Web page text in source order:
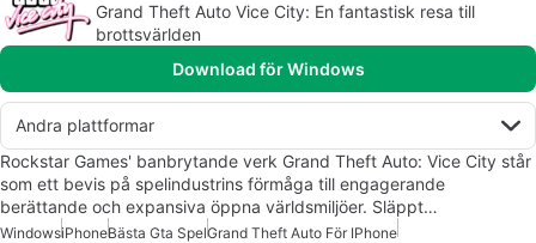
Grand Theft Auto Vice City: En fantastisk resa till
brottsvärlden
Download för Windows
Andra plattformar
Rockstar Games' banbrytande verk Grand Theft Auto: Vice City står
som ett bevis på spelindustrins förmåga till engagerande
berättande och expansiva öppna världsmiljöer. Släppt…
WindowsiPhoneBästa Gta SpelGrand Theft Auto För IPhone